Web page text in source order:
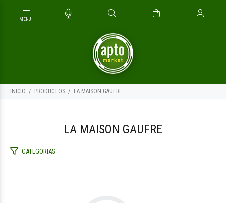
INICIO PRODUCTOS LA MAISON GAUFRE
LA MAISON GAUFRE
CATEGORIAS